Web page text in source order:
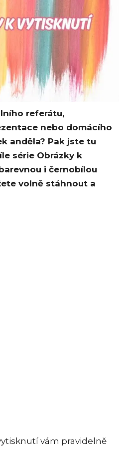
referátu,
nebo domácího
anděla? Pak jste tu
série Obrázky k
i černobílou
volně stáhnout a
vám pravidelně